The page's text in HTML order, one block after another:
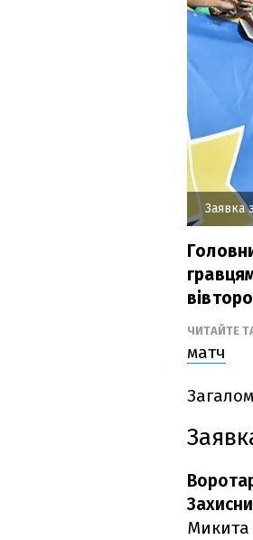
Заявка
ЧИТАЙТЕ
матч
Микита